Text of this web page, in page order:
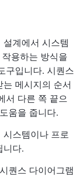
계에서 시스템
용하는 방식을
구입니다. 시퀀스
메시지의 순서
서 다른 쪽 끝으
움을 줍니다.
스템이나 프로
니다.
퀀스 다이어그램